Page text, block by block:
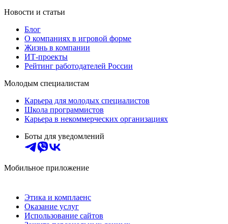
Новости и статьи
Блог
О компаниях в игровой форме
Жизнь в компании
ИТ-проекты
Рейтинг работодателей России
Молодым специалистам
Карьера для молодых специалистов
Школа программистов
Карьера в некоммерческих организациях
Боты для уведомлений
Мобильное приложение
Этика и комплаенс
Оказание услуг
Использование сайтов